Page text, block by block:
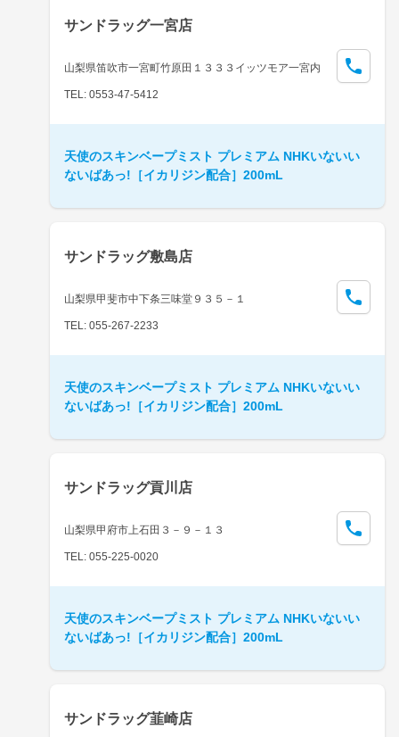
サンドラッグ一宮店
山梨県笛吹市一宮町竹原田１３３３イッツモア一宮内
TEL: 0553-47-5412
天使のスキンベープミスト プレミアム NHKいないい
ないばあっ!［イカリジン配合］200mL
サンドラッグ敷島店
山梨県甲斐市中下条三味堂９３５－１
TEL: 055-267-2233
天使のスキンベープミスト プレミアム NHKいないい
ないばあっ!［イカリジン配合］200mL
サンドラッグ貢川店
山梨県甲府市上石田３－９－１３
TEL: 055-225-0020
天使のスキンベープミスト プレミアム NHKいないい
ないばあっ!［イカリジン配合］200mL
サンドラッグ韮崎店